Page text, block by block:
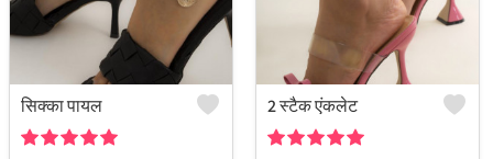
सिक्का पायल 2 स्टैक एंकलेट